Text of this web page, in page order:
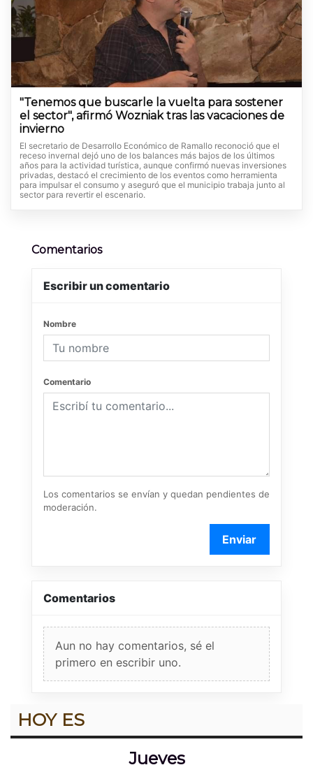
"Tenemos que buscarle la vuelta para sostener
el sector", afirmó Wozniak tras las vacaciones de
invierno
El secretario de Desarrollo Económico de Ramallo reconoció que el
receso invernal dejó uno de los balances más bajos de los últimos
años para la actividad turística, aunque confirmó nuevas inversiones
privadas, destacó el crecimiento de los eventos como herramienta
para impulsar el consumo y aseguró que el municipio trabaja junto al
sector para revertir el escenario.
Comentarios
Escribir un comentario
Nombre
Comentario
Los comentarios se envían y quedan pendientes de
moderación.
Enviar
Comentarios
Aun no hay comentarios, sé el
primero en escribir uno.
HOY ES
Jueves